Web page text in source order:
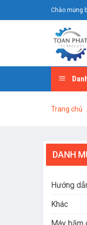
đến
Chào mừng
Trang chủ
DANH
Hướng
Khác